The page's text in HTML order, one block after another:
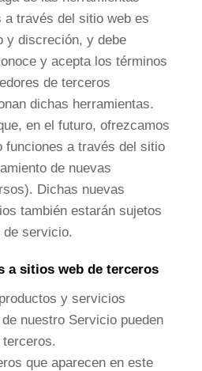
a través del sitio web es
y discreción, y debe
y acepta los términos
de terceros
dichas herramientas.
en el futuro, ofrezcamos
funciones a través del sitio
de nuevas
Dichas nuevas
también estarán sujetos
de servicio.
a sitios web de terceros
y servicios
nuestro Servicio pueden
que aparecen en este